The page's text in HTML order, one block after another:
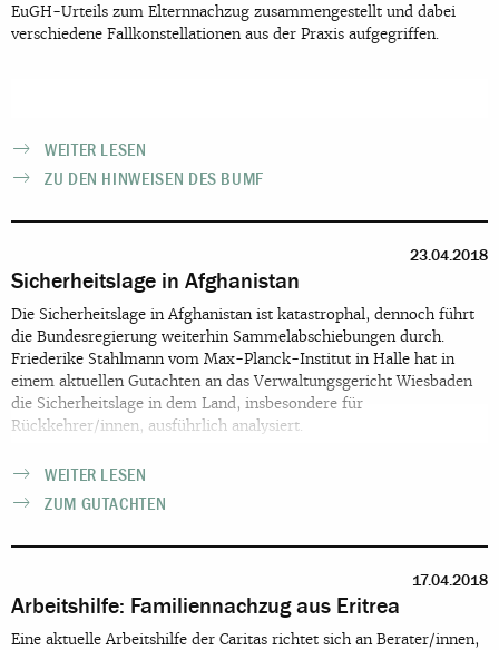
EuGH-Urteils zum Elternnachzug zusammengestellt und dabei
verschiedene Fallkonstellationen aus der Praxis aufgegriffen.
WEITER LESEN
ZU DEN HINWEISEN DES BUMF
23.04.2018
Sicherheitslage in Afghanistan
Die Sicherheitslage in Afghanistan ist katastrophal, dennoch führt
die Bundesregierung weiterhin Sammelabschiebungen durch.
Friederike Stahlmann vom Max-Planck-Institut in Halle hat in
einem aktuellen Gutachten an das Verwaltungsgericht Wiesbaden
die Sicherheitslage in dem Land, insbesondere für
Rückkehrer/innen, ausführlich analysiert.
WEITER LESEN
ZUM GUTACHTEN
17.04.2018
Arbeitshilfe: Familiennachzug aus Eritrea
Eine aktuelle Arbeitshilfe der Caritas richtet sich an Berater/innen,